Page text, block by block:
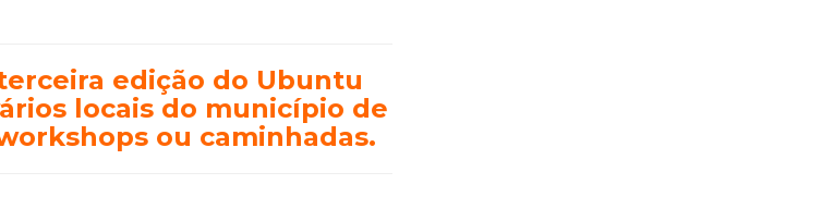
edição do Ubuntu
locais do município de
ou caminhadas.